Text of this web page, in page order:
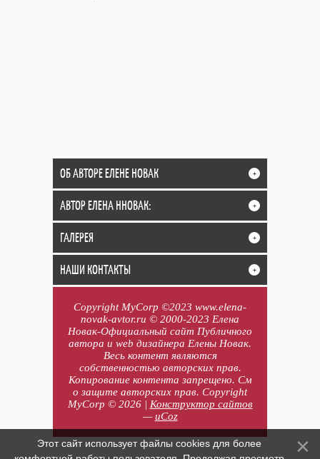
ОБ АВТОРЕ ЕЛЕНЕ НОВАК +
АВТОР ЕЛЕНА ННОВАК: +
ГАЛЕРЕЯ +
НАШИ КОНТАКТЫ +
Copyright MyCorp ©2023 www.elena-
novak-avtor.ru © 2000-2023 Елена
Новак-Официальный сайт Публичного
автора и web дизайнера Елены Новак.
Весь контент являются
собственностью авторских прав.
Копирование контента запрещено. См
о защите авторских прав. Copyright
MyCorp © 2026| Конструктор сайтов
—uCoz
Этот сайт использует файлы cookies для более